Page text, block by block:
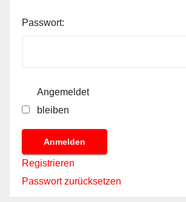
Passwort:
Angemeldet
bleiben
Anmelden
Registrieren
Passwort zurücksetzen